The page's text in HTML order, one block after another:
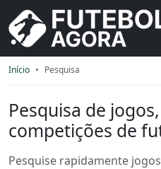
Início Pesquisa
Pesquisa de
competições de
Pesquise rapidamente